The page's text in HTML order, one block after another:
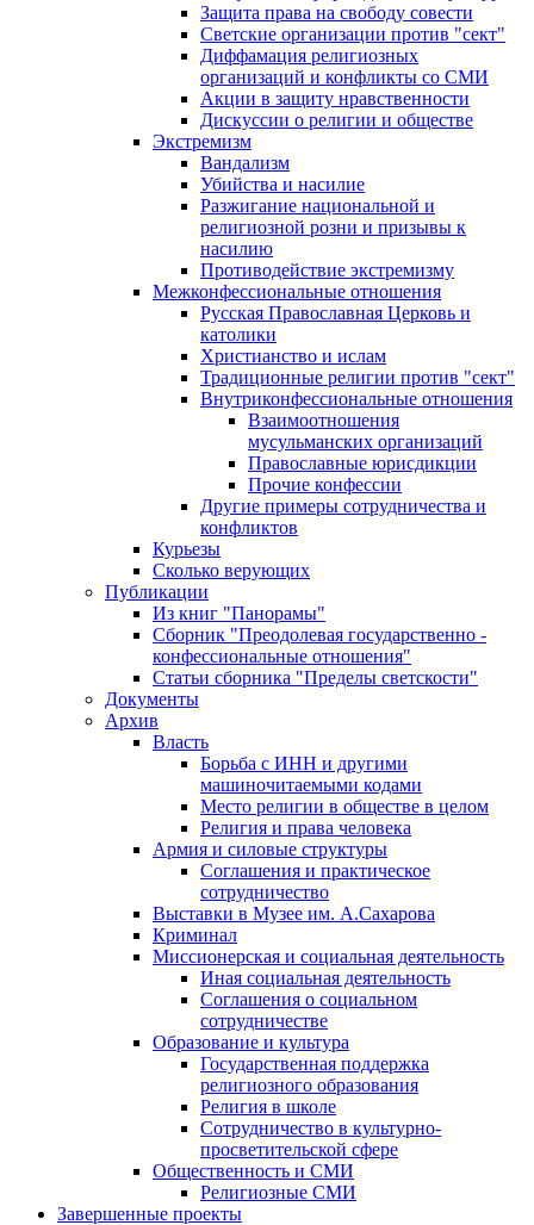
Защита права на свободу совести
Светские организации против "сект"
Диффамация религиозных
организаций и конфликты со СМИ
Акции в защиту нравственности
Дискуссии о религии и обществе
Экстремизм
Вандализм
Убийства и насилие
Разжигание национальной и
религиозной розни и призывы к
насилию
Противодействие экстремизму
Межконфессиональные отношения
Русская Православная Церковь и
католики
Христианство и ислам
Традиционные религии против "сект"
Внутриконфессиональные отношения
Взаимоотношения
мусульманских организаций
Православные юрисдикции
Прочие конфессии
Другие примеры сотрудничества и
конфликтов
Курьезы
Сколько верующих
Публикации
Из книг "Панорамы"
Сборник "Преодолевая государственно -
конфессиональные отношения"
Статьи сборника "Пределы светскости"
Документы
Архив
Власть
Борьба с ИНН и другими
машиночитаемыми кодами
Место религии в обществе в целом
Религия и права человека
Армия и силовые структуры
Соглашения и практическое
сотрудничество
Выставки в Музее им. А.Сахарова
Криминал
Миссионерская и социальная деятельность
Иная социальная деятельность
Соглашения о социальном
сотрудничестве
Образование и культура
Государственная поддержка
религиозного образования
Религия в школе
Сотрудничество в культурно-
просветительской сфере
Общественность и СМИ
Религиозные СМИ
Завершенные проекты